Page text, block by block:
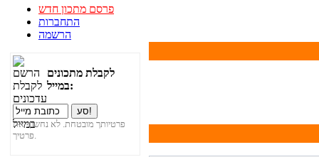
פרסם מתכון חדש
התחברות
הרשמה
לקבלת מתכונים
במייל:
פרטיותך מובטחת. לא נחשוף את
פרטיך.